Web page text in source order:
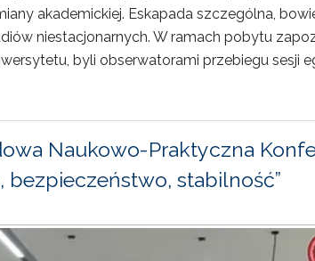
akademickiej. Eskapada szczególna,
niestacjonarnych. W ramach pobytu
byli obserwatorami przebiegu sesji
Naukowo-Praktyczna
bezpieczeństwo, stabilność”